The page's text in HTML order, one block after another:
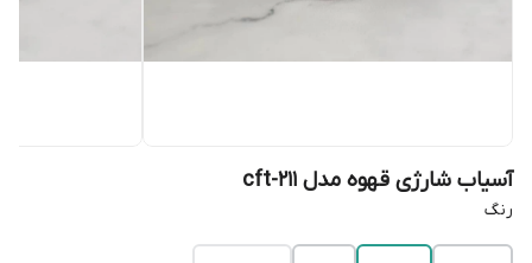
آسیاب شارژی قهوه مدل cft-211
رنگ